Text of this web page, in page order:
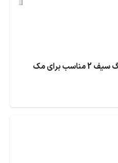
آداپتور برق 60 وات مدل مگ سیف 2 مناسب برای مک